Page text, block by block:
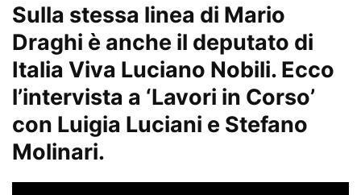
Sulla stessa linea di Mario
Draghi è anche il deputato di
Italia Viva Luciano Nobili. Ecco
l’intervista a ‘Lavori in Corso’
con Luigia Luciani e Stefano
Molinari.